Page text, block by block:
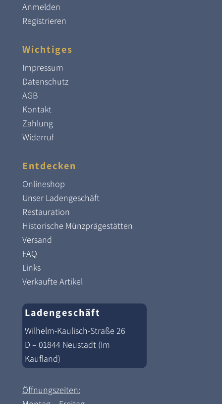
Anmelden
Registrieren
Wichtiges
Impressum
Datenschutz
AGB
Kontakt
Zahlung
Widerruf
Entdecken
Onlineshop
Unser Ladengeschäft
Restauration
Historische Münzprägestätten
Versand
FAQ
Links
Verkaufte Artikel
Ladengeschäft
Wilhelm-Kaulisch-Straße 26
D – 01844 Neustadt (Im
Kaufland)
Öffnungszeiten: